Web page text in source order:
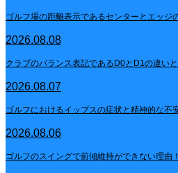
ゴルフ場の距離表示であるセンターとエッジ
2026.08.08
クラブのバランス表記であるD0とD1の違い
2026.08.07
ゴルフにおけるイップスの症状と精神的な不
2026.08.06
ゴルフのスイングで前傾維持ができない理由